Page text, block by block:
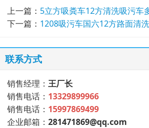
上一篇： 5立方吸粪车12方清洗吸污车
下一篇： 1208吸污车国六12方路面清
联系方式
销售经理： 王厂长
销售电话： 13329899966
销售电话： 15997869499
企业邮箱： 281471869@qq.com